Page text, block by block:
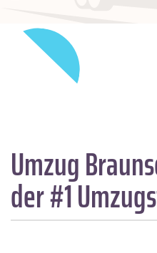
Umzug
der #1